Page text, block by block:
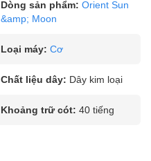
Dòng sản phẩm: Orient Sun
&amp; Moon
Loại máy: Cơ
Chất liệu dây: Dây kim loại
Khoảng trữ cót: 40 tiếng